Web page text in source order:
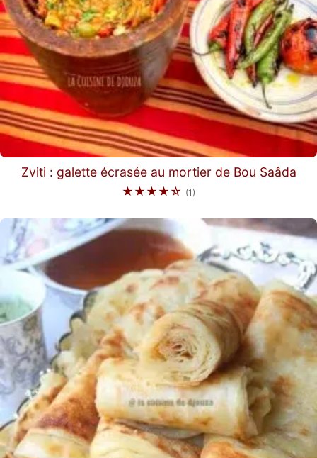
Zviti : galette écrasée au mortier de Bou Saâda
★★★★☆ (1)